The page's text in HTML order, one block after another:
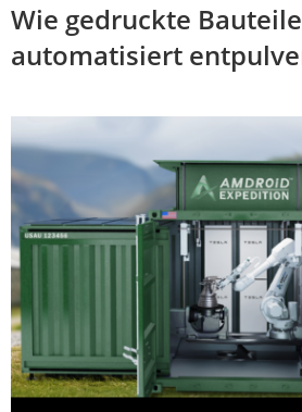
Wie gedruckte Bauteile
automatisiert